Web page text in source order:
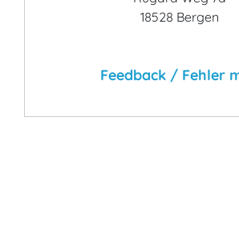
18528 Bergen
Feedback / Fehler